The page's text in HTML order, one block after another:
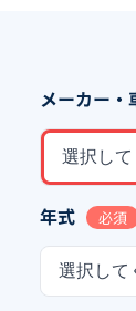
メーカー・
選択し
年式 必須
選択して